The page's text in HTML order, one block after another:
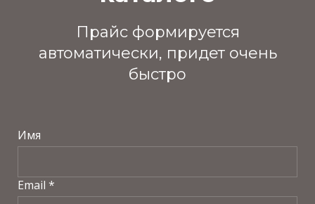
Прайс формируется
автоматически, придет очень
быстро
Имя
Email *